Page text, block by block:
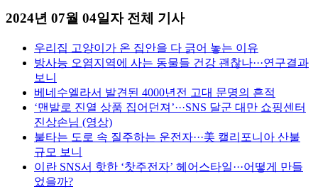
2024년 07월 04일자 전체 기사
우리집 고양이가 온 집안을 다 긁어 놓는 이유
방사능 오염지역에 사는 동물들 건강 괜찮나···연구결과
보니
베네수엘라서 발견된 4000년전 고대 문명의 흔적
‘맨발로 진열 상품 집어던져’···SNS 달군 대만 쇼핑센터
진상손님 (영상)
불타는 도로 속 질주하는 운전자···美 캘리포니아 산불
규모 보니
이란 SNS서 핫한 ‘찻주전자’ 헤어스타일···어떻게 만들
었을까?